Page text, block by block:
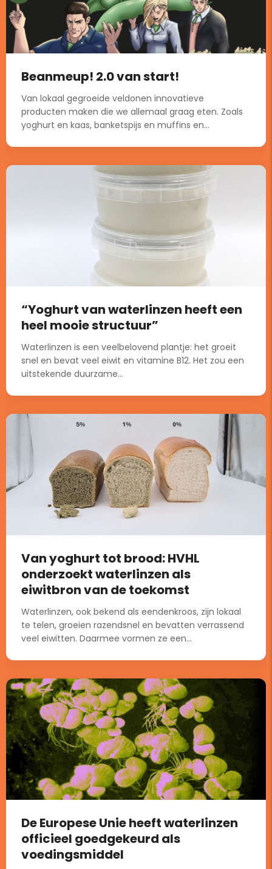
Beanmeup! 2.0 van start!
Van lokaal gegroeide veldonen innovatieve
producten maken die we allemaal graag eten. Zoals
yoghurt en kaas, banketspijs en muffins en...
“Yoghurt van waterlinzen heeft een
heel mooie structuur”
Waterlinzen is een veelbelovend plantje: het groeit
snel en bevat veel eiwit en vitamine B12. Het zou een
uitstekende duurzame...
Van yoghurt tot brood: HVHL
onderzoekt waterlinzen als
eiwitbron van de toekomst
Waterlinzen, ook bekend als eendenkroos, zijn lokaal
te telen, groeien razendsnel en bevatten verrassend
veel eiwitten. Daarmee vormen ze een...
De Europese Unie heeft waterlinzen
officieel goedgekeurd als
voedingsmiddel